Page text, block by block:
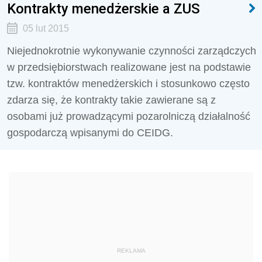
Kontrakty menedżerskie a ZUS
05 lut 2015
Niejednokrotnie wykonywanie czynności zarządczych
w przedsiębiorstwach realizowane jest na podstawie
tzw. kontraktów menedżerskich i stosunkowo często
zdarza się, że kontrakty takie zawierane są z
osobami już prowadzącymi pozarolniczą działalność
gospodarczą wpisanymi do CEIDG.
REKLAMA